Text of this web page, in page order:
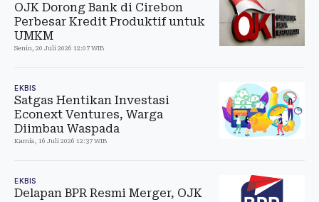
OJK Dorong Bank di Cirebon
Perbesar Kredit Produktif untuk
UMKM
Senin, 20 Juli 2026 12:07 WIB
EKBIS
Satgas Hentikan Investasi
Econext Ventures, Warga
Diimbau Waspada
Kamis, 16 Juli 2026 12:37 WIB
EKBIS
Delapan BPR Resmi Merger, OJK